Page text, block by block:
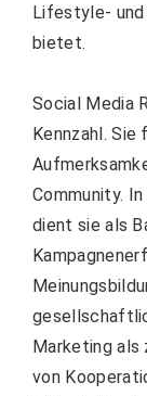
Lifestyle-
bietet.
Social Media
Kennzahl.
Community.
dient sie als
Marketing
von